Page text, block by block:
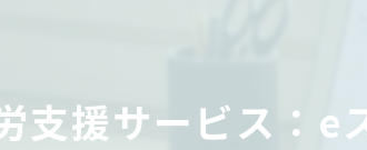
支援サービス：e